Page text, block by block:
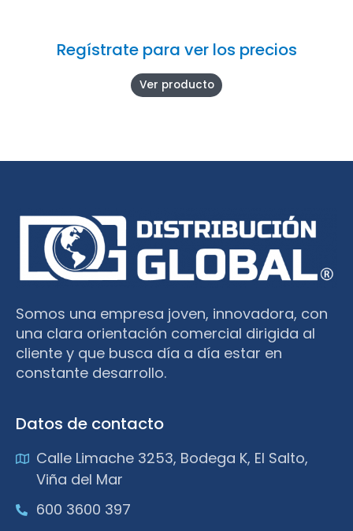
Regístrate para ver los precios
Ver producto
Somos una empresa joven, innovadora, con
una clara orientación comercial dirigida al
cliente y que busca día a día estar en
constante desarrollo.
Datos de contacto
Calle Limache 3253, Bodega K, El Salto,
Viña del Mar
600 3600 397